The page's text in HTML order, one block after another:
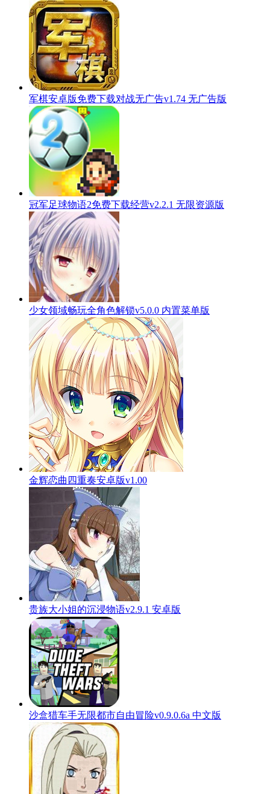
军棋安卓版免费下载对战无广告v1.74 无广告版
冠军足球物语2免费下载经营v2.2.1 无限资源版
少女领域畅玩全角色解锁v5.0.0 内置菜单版
金辉恋曲四重奏安卓版v1.00
贵族大小姐的沉浸物语v2.9.1 安卓版
沙盒猎车手无限都市自由冒险v0.9.0.6a 中文版